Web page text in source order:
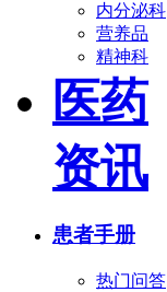
内分泌科
营养品
精神科
医药
资讯
患者手册
热门问答